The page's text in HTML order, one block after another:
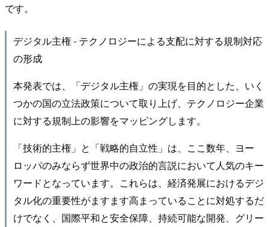
です。
デジタル主権 - テクノロジーによる支配に対する規制対応
の形成
本発表では、「デジタル主権」の実現を目的とした、いく
つかの国の立法政策について取り上げ、テクノロジー企業
に対する規制上の影響をマッピングします。
「技術的主権」と「戦略的自立性」は、ここ数年、ヨー
ロッパのみならず世界中の政治的言説において人気のキー
ワードとなっています。これらは、経済発展におけるデジ
タル化の重要性がますます高まっていることに対処するだ
けでなく、国際平和と安全保障、持続可能な開発、グリー